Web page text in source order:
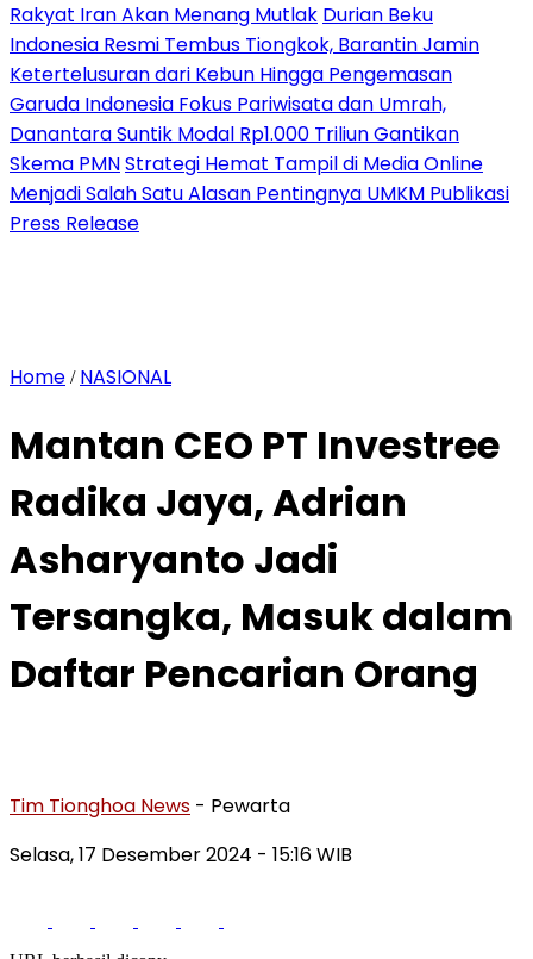
Rakyat Iran Akan Menang Mutlak Durian Beku
Indonesia Resmi Tembus Tiongkok, Barantin Jamin
Ketertelusuran dari Kebun Hingga Pengemasan
Garuda Indonesia Fokus Pariwisata dan Umrah,
Danantara Suntik Modal Rp1.000 Triliun Gantikan
Skema PMNStrategi Hemat Tampil di Media Online
Menjadi Salah Satu Alasan Pentingnya UMKM Publikasi
Press Release
Home / NASIONAL
Mantan CEO PT Investree
Radika Jaya, Adrian
Asharyanto Jadi
Tersangka, Masuk dalam
Daftar Pencarian Orang
Tim Tionghoa News - Pewarta
Selasa, 17 Desember 2024 - 15:16 WIB